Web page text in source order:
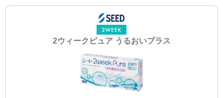
2ウィークピュア うるおいプラス